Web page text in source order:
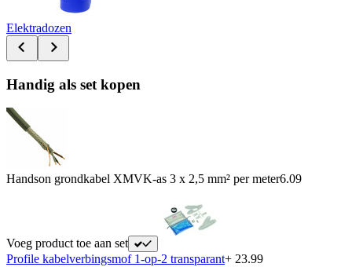
Elektradozen
Handig als set kopen
Handson grondkabel XMVK-as 3 x 2,5 mm² per meter6.09
Voeg product toe aan set
Profile kabelverbingsmof 1-op-2 transparant+ 23.99